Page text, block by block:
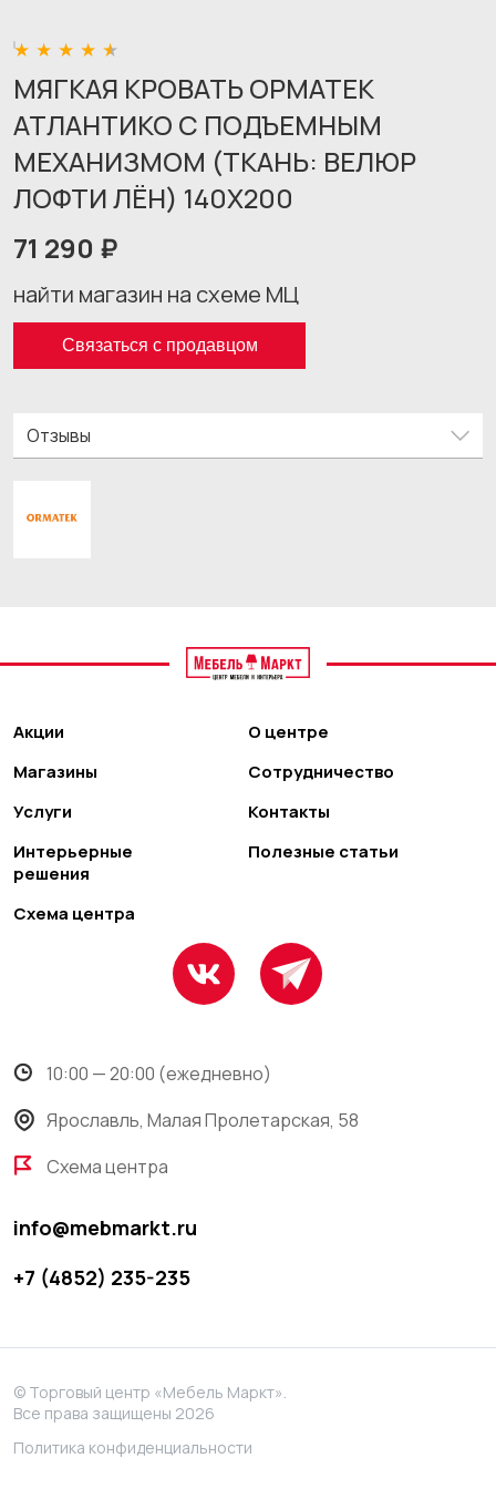
МЯГКАЯ КРОВАТЬ ОРМАТЕК
АТЛАНТИКО С ПОДЪЕМНЫМ
МЕХАНИЗМОМ (ТКАНЬ: ВЕЛЮР
ЛОФТИ ЛЁН) 140X200
71 290 ₽
найти магазин на схеме МЦ
Связаться с продавцом
Отзывы
Акции
Магазины
Услуги
Интерьерные
решения
Схема центра
О центре
Сотрудничество
Контакты
Полезные статьи
10:00 — 20:00 (ежедневно)
Ярославль, Малая Пролетарская, 58
Схема центра
info@mebmarkt.ru
+7 (4852) 235-235
© Торговый центр «Мебель Маркт».
Все права защищены 2026
Политика конфиденциальности